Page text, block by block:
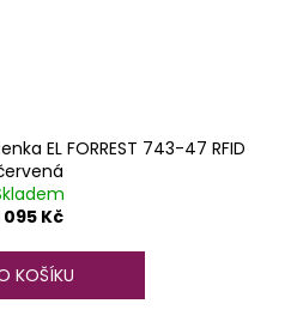
EL FORREST 743-47 RFID
095 Kč
KOŠÍKU